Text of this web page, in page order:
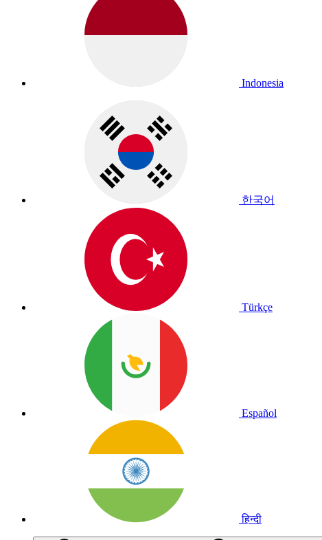
Indonesia
한국어
Türkçe
Español
हिन्दी